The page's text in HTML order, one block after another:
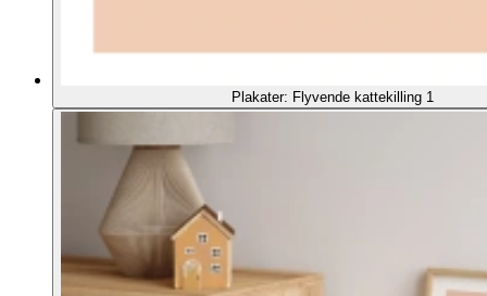
Plakater: Flyvende kattekilling 1